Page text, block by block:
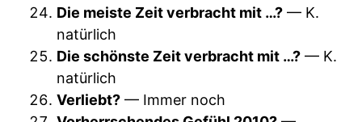
Die meiste Zeit verbracht mit …? — K.
natürlich
Die schönste Zeit verbracht mit …? — K.
natürlich
Verliebt? — Immer noch